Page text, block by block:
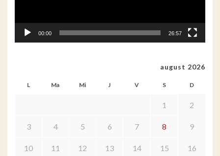
00:00 26:57
august 2026
L Ma Mi J V S D
1 2
3 4 5 6 7 8 9
10 11 12 13 14 15 16